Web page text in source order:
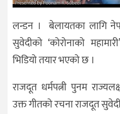
लन्डन । बेलायतका लागि
सुवेदीको ‘कोरोनाको
भिडियो तयार भएको छ ।
राजदूत धर्मपत्नी पुनम
उक्त गीतको रचना राजदूत